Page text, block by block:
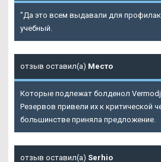
"Да это всем выдавали для
учебный.
отзыв оставил(а) Место
Которые подлежат болденол
Резервов привели их к критической
большинстве приняла предложение.
отзыв оставил(а) Serhio